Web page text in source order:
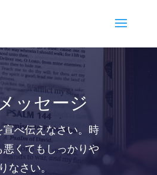
ッセージ
べ伝えなさい。時
悪くてもしっかりや
りなさい。